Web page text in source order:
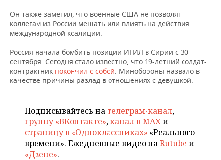
ТОРГОВЫЕ ЦЕНТРЫ
ТАТАРСТАНА
ИНВЕСТИЦИИ
МАШИНОСТРОЕНИЕ
НЕФТЕХИМИЯ
НЕФТЬ
ОПК
НОВОСТИ БИЗНЕСА
РОЗНИЧНАЯ ТОРГОВЛЯ
ТРАНСПОРТ
УСЛУГИ
ТЕХНОЛОГИИ
НОВОСТИ ТЕХНОЛОГИЙ
IT
МЕДИА
ТЕЛЕКОММУНИКАЦИИ
МЕРОПРИЯТИЯ
НОВОСТИ МЕРОПРИЯТИЙ
ВЫЕЗДНАЯ РЕДАКЦИЯ
БИЗНЕС-БРАНЧИ
ONLINE-КОНФЕРЕНЦИИ
СПОРТ
НОВОСТИ СПОРТА
ФУТБОЛ
ХОККЕЙ
ОБЩЕСТВО
НОВОСТИ ОБЩЕСТВА
ВЛАСТЬ
ФОТОГАЛЕРЕЯ
СЮЖЕТЫ
Он также заметил, что военные США не позволят
коллегам из России мешать или влиять на действия
международной коалиции.
Россия начала бомбить позиции ИГИЛ в Сирии с 30
сентября. Сегодня стало известно, что 19-летний солдат-
контрактник покончил с собой. Минобороны назвало в
качестве причины разлад в отношениях с девушкой.
Подписывайтесь на телеграм-канал,
группу «ВКонтакте»,канал в MAXи
страницу в «Одноклассниках» «Реального
времени». Ежедневные видео наRutube и
«Дзене».